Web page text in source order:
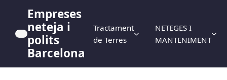
Empreses
neteja i
polits
Barcelona
Tractament
de Terres
NETEGES I
MANTENIMENT